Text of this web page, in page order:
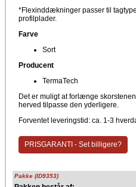
*Flexinddækninger passer til
profilplader.
Farve
Sort
Producent
TermaTech
Det er muligt at forlænge
herved tilpasse den yderligere.
Forventet leveringstid: ca. 1-3
PRISGARANTI - Set billigere?
Pakke (ID9353)